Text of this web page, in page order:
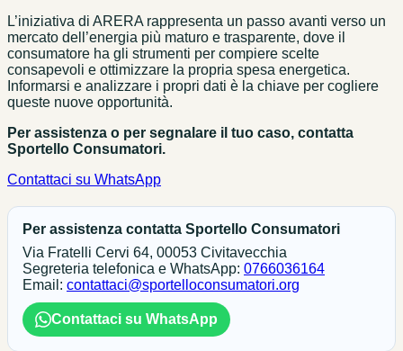
L’iniziativa di ARERA rappresenta un passo avanti verso un
mercato dell’energia più maturo e trasparente, dove il
consumatore ha gli strumenti per compiere scelte
consapevoli e ottimizzare la propria spesa energetica.
Informarsi e analizzare i propri dati è la chiave per cogliere
queste nuove opportunità.
Per assistenza o per segnalare il tuo caso, contatta
Sportello Consumatori.
Contattaci su WhatsApp
Per assistenza contatta Sportello Consumatori
Via Fratelli Cervi 64, 00053 Civitavecchia
Segreteria telefonica e WhatsApp: 0766036164
Email: contattaci@sportelloconsumatori.org
Contattaci su WhatsApp